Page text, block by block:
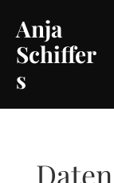
Anja
Schiffer
s